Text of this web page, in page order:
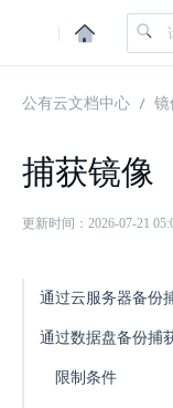
|
公有云文档中心 镜
捕获镜像
更新时间：2026-07-21
通过云服务器备份
通过数据盘备份捕
限制条件